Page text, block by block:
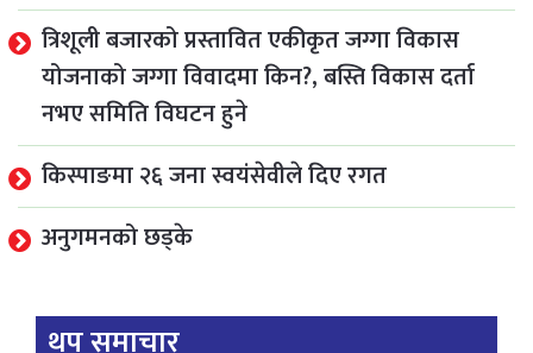
त्रिशूली बजारको प्रस्तावित एकीकृत जग्गा विकास
योजनाको जग्गा विवादमा किन?, बस्ति विकास दर्ता
नभए समिति विघटन हुने
किस्पाङमा २६ जना स्वयंसेवीले दिए रगत
अनुगमनको छड्के
थप समाचार